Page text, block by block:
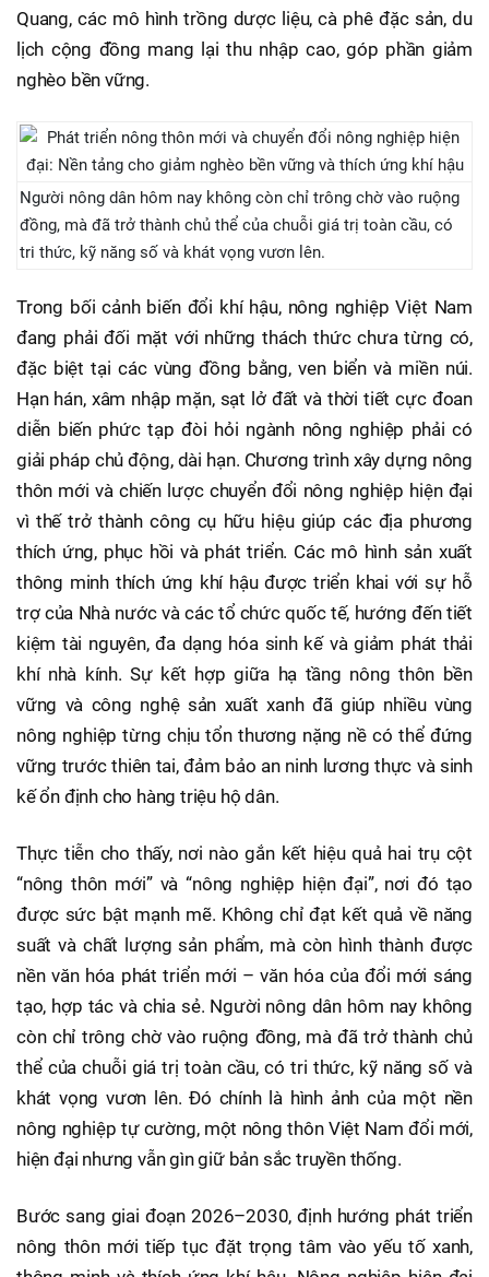
Quang, các mô hình trồng dược liệu, cà phê đặc sản, du
lịch cộng đồng mang lại thu nhập cao, góp phần giảm
nghèo bền vững.
Người nông dân hôm nay không còn chỉ trông chờ vào ruộng
đồng, mà đã trở thành chủ thể của chuỗi giá trị toàn cầu, có
tri thức, kỹ năng số và khát vọng vươn lên.
Trong bối cảnh biến đổi khí hậu, nông nghiệp Việt Nam
đang phải đối mặt với những thách thức chưa từng có,
đặc biệt tại các vùng đồng bằng, ven biển và miền núi.
Hạn hán, xâm nhập mặn, sạt lở đất và thời tiết cực đoan
diễn biến phức tạp đòi hỏi ngành nông nghiệp phải có
giải pháp chủ động, dài hạn. Chương trình xây dựng nông
thôn mới và chiến lược chuyển đổi nông nghiệp hiện đại
vì thế trở thành công cụ hữu hiệu giúp các địa phương
thích ứng, phục hồi và phát triển. Các mô hình sản xuất
thông minh thích ứng khí hậu được triển khai với sự hỗ
trợ của Nhà nước và các tổ chức quốc tế, hướng đến tiết
kiệm tài nguyên, đa dạng hóa sinh kế và giảm phát thải
khí nhà kính. Sự kết hợp giữa hạ tầng nông thôn bền
vững và công nghệ sản xuất xanh đã giúp nhiều vùng
nông nghiệp từng chịu tổn thương nặng nề có thể đứng
vững trước thiên tai, đảm bảo an ninh lương thực và sinh
kế ổn định cho hàng triệu hộ dân.
Thực tiễn cho thấy, nơi nào gắn kết hiệu quả hai trụ cột
“nông thôn mới” và “nông nghiệp hiện đại”, nơi đó tạo
được sức bật mạnh mẽ. Không chỉ đạt kết quả về năng
suất và chất lượng sản phẩm, mà còn hình thành được
nền văn hóa phát triển mới – văn hóa của đổi mới sáng
tạo, hợp tác và chia sẻ. Người nông dân hôm nay không
còn chỉ trông chờ vào ruộng đồng, mà đã trở thành chủ
thể của chuỗi giá trị toàn cầu, có tri thức, kỹ năng số và
khát vọng vươn lên. Đó chính là hình ảnh của một nền
nông nghiệp tự cường, một nông thôn Việt Nam đổi mới,
hiện đại nhưng vẫn gìn giữ bản sắc truyền thống.
Bước sang giai đoạn 2026–2030, định hướng phát triển
nông thôn mới tiếp tục đặt trọng tâm vào yếu tố xanh,